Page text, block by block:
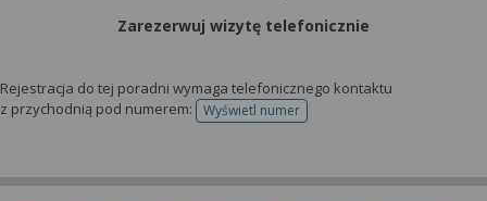
Zarezerwuj wizytę telefonicznie
Rejestracja do tej poradni wymaga telefonicznego kontaktu
z przychodnią pod numerem:
Wyświetl numertelefonu do rejestracji